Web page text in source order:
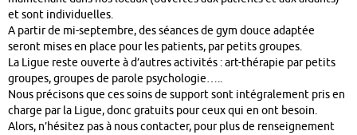
et sont individuelles.
A partir de mi-septembre, des séances de gym douce adaptée
seront mises en place pour les patients, par petits groupes.
La Ligue reste ouverte à d’autres activités : art-thérapie par petits
groupes, groupes de parole psychologie…..
Nous précisons que ces soins de support sont intégralement pris en
charge par la Ligue, donc gratuits pour ceux qui en ont besoin.
Alors, n’hésitez pas à nous contacter, pour plus de renseignement